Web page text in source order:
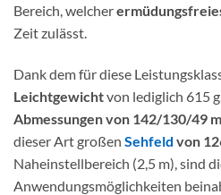
Bereich, welcher
Zeit zulässt.
Dank dem für diese
Leichtgewichtvon lediglich 615
Abmessungen von 142/130/49
dieser Art großen Sehfeld von
Naheinstellbereich (2,5 m), sind
Anwendungsmöglichkeiten